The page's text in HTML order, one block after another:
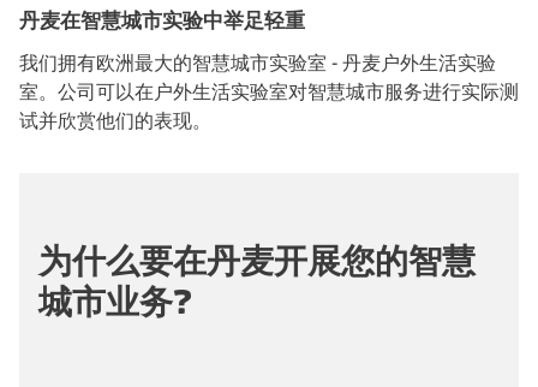
丹麦在智慧城市实验中举足轻重
我们拥有欧洲最大的智慧城市实验室 - 丹麦户外生活实验
室。公司可以在户外生活实验室对智慧城市服务进行实际测
试并欣赏他们的表现。
为什么要在丹麦开展您的智慧
城市业务?